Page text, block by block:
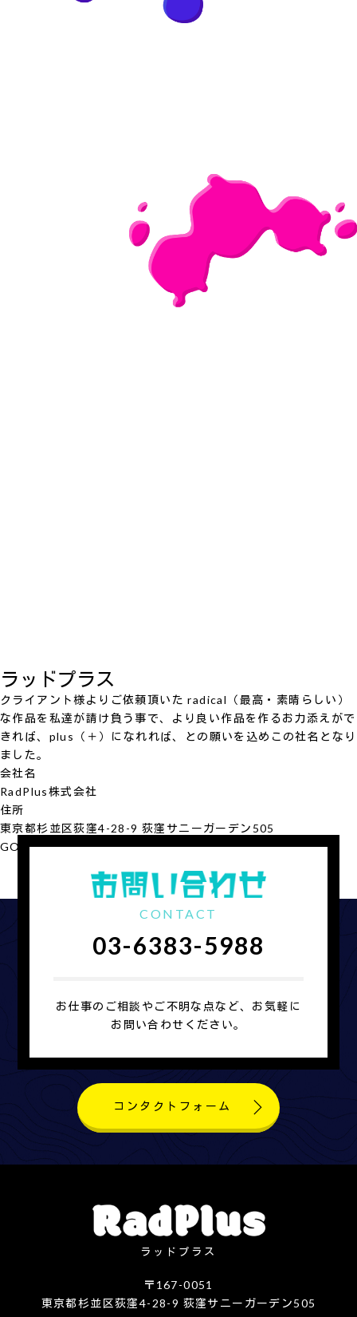
ラッドプラス
クライアント様よりご依頼頂いた radical（最高・素晴らしい）
な作品を私達が請け負う事で、より良い作品を作るお力添えがで
きれば、plus（＋）になれれば、との願いを込めこの社名となり
ました。
会社名
RadPlus株式会社
住所
東京都杉並区荻窪4-28-9 荻窪サニーガーデン505
GOOGLE MAP
会社概要を見る
CONTACT
03-6383-5988
お仕事のご相談やご不明な点など、お気軽に
お問い合わせください。
コンタクトフォーム
ラッドプラス
〒167-0051
東京都杉並区荻窪4-28-9 荻窪サニーガーデン505